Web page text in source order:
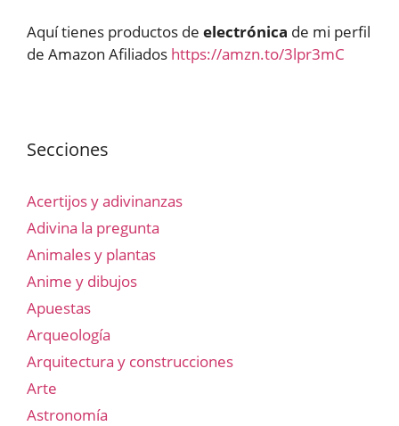
Aquí tienes productos de electrónica de mi perfil
de Amazon Afiliados https://amzn.to/3lpr3mC
Secciones
Acertijos y adivinanzas
Adivina la pregunta
Animales y plantas
Anime y dibujos
Apuestas
Arqueología
Arquitectura y construcciones
Arte
Astronomía